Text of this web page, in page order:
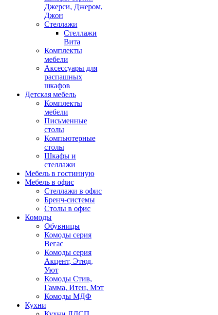
Джерси, Джером,
Джон
Стеллажи
Стеллажи
Вита
Комплекты
мебели
Аксессуары для
распашных
шкафов
Детская мебель
Комплекты
мебели
Письменные
столы
Компьютерные
столы
Шкафы и
стеллажи
Мебель в гостинную
Мебель в офис
Стеллажи в офис
Бренч-системы
Столы в офис
Комоды
Обувницы
Комоды серия
Вегас
Комоды серия
Акцент, Этюд,
Уют
Комоды Стив,
Гамма, Итен, Мэт
Комоды МДФ
Кухни